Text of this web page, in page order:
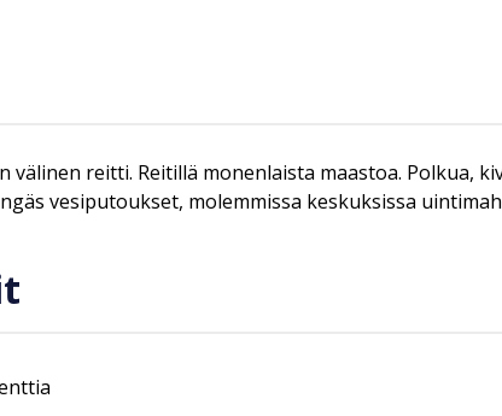
välinen reitti. Reitillä monenlaista maastoa. Polkua,
vesiputoukset, molemmissa keskuksissa